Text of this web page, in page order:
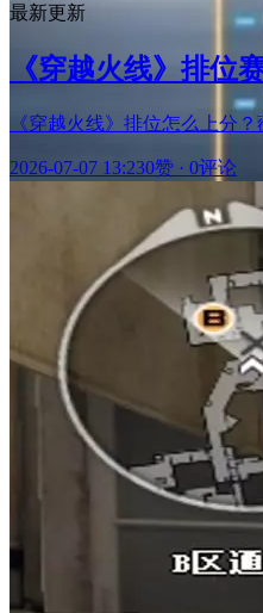
最新更新
《穿越火线》排位
《穿越火线》排位怎么上分
2026-07-07 13:230赞 · 0评论